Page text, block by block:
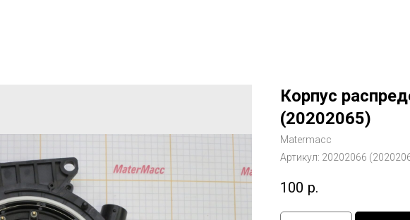
Корпус
(20202065)
Matermacc
Артикул: 20202066
100 р.